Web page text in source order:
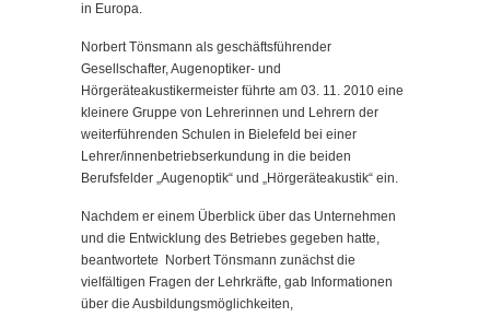
in Europa.
Norbert Tönsmann als geschäftsführender
Gesellschafter, Augenoptiker- und
Hörgeräteakustikermeister führte am 03. 11. 2010 eine
kleinere Gruppe von Lehrerinnen und Lehrern der
weiterführenden Schulen in Bielefeld bei einer
Lehrer/innenbetriebserkundung in die beiden
Berufsfelder „Augenoptik“ und „Hörgeräteakustik“ ein.
Nachdem er einem Überblick über das Unternehmen
und die Entwicklung des Betriebes gegeben hatte,
beantwortete Norbert Tönsmann zunächst die
vielfältigen Fragen der Lehrkräfte, gab Informationen
über die Ausbildungsmöglichkeiten,